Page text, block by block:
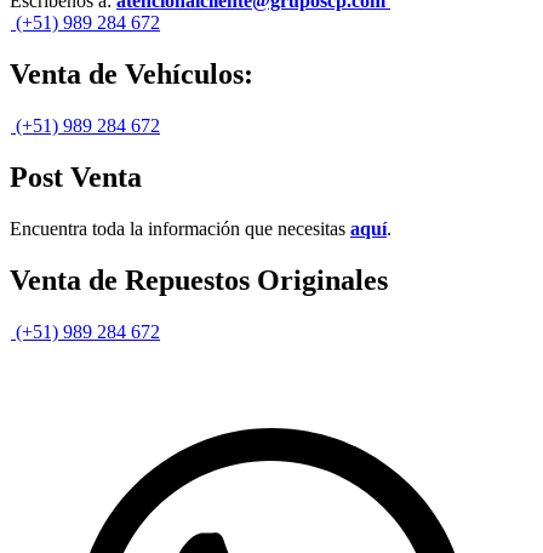
(+51) 989 284 672
Venta de Vehículos:
(+51) 989 284 672
Post Venta
Encuentra toda la información que necesitas aquí.
Venta de Repuestos Originales
(+51) 989 284 672